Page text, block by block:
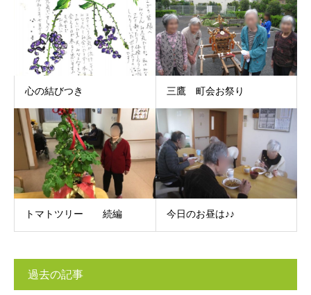
心の結びつき 三鷹 町会お祭り
トマトツリー 続編 今日のお昼は♪♪
過去の記事